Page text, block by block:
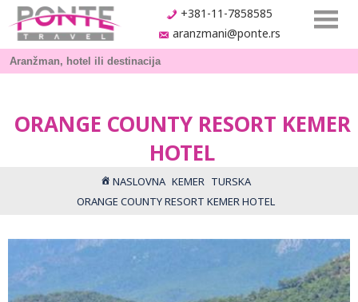
+381-11-7858585
aranzmani@ponte.rs
ORANGE COUNTY RESORT KEMER
HOTEL
NASLOVNA KEMER TURSKA
ORANGE COUNTY RESORT KEMER HOTEL